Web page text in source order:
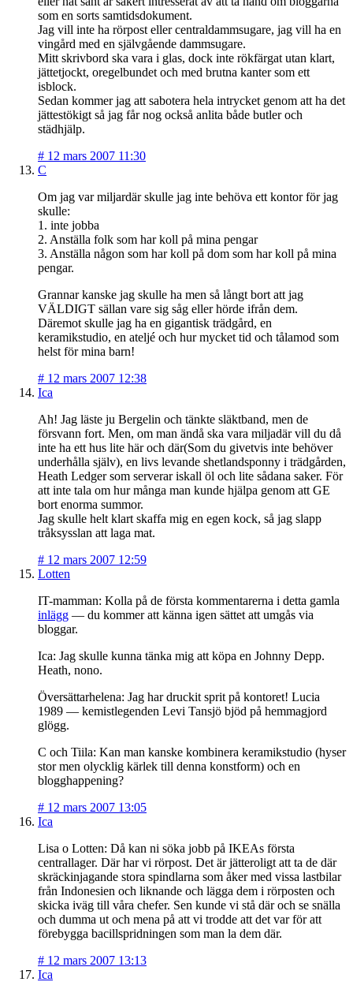
som en sorts samtidsdokument.
Jag vill inte ha rörpost eller centraldammsugare, jag vill ha en
vingård med en självgående dammsugare.
Mitt skrivbord ska vara i glas, dock inte rökfärgat utan klart,
jättetjockt, oregelbundet och med brutna kanter som ett
isblock.
Sedan kommer jag att sabotera hela intrycket genom att ha det
jättestökigt så jag får nog också anlita både butler och
städhjälp.
# 12 mars 2007 11:30
C
Om jag var miljardär skulle jag inte behöva ett kontor för jag
skulle:
1. inte jobba
2. Anställa folk som har koll på mina pengar
3. Anställa någon som har koll på dom som har koll på mina
pengar.
Grannar kanske jag skulle ha men så långt bort att jag
VÄLDIGT sällan vare sig såg eller hörde ifrån dem.
Däremot skulle jag ha en gigantisk trädgård, en
keramikstudio, en ateljé och hur mycket tid och tålamod som
helst för mina barn!
# 12 mars 2007 12:38
Ica
Ah! Jag läste ju Bergelin och tänkte släktband, men de
försvann fort. Men, om man ändå ska vara miljadär vill du då
inte ha ett hus lite här och där(Som du givetvis inte behöver
underhålla själv), en livs levande shetlandsponny i trädgården,
Heath Ledger som serverar iskall öl och lite sådana saker. För
att inte tala om hur många man kunde hjälpa genom att GE
bort enorma summor.
Jag skulle helt klart skaffa mig en egen kock, så jag slapp
tråksysslan att laga mat.
# 12 mars 2007 12:59
Lotten
IT-mamman: Kolla på de första kommentarerna i detta gamla
inlägg — du kommer att känna igen sättet att umgås via
bloggar.
Ica: Jag skulle kunna tänka mig att köpa en Johnny Depp.
Heath, nono.
Översättarhelena: Jag har druckit sprit på kontoret! Lucia
1989 — kemistlegenden Levi Tansjö bjöd på hemmagjord
glögg.
C och Tiila: Kan man kanske kombinera keramikstudio (hyser
stor men olycklig kärlek till denna konstform) och en
blogghappening?
# 12 mars 2007 13:05
Ica
Lisa o Lotten: Då kan ni söka jobb på IKEAs första
centrallager. Där har vi rörpost. Det är jätteroligt att ta de där
skräckinjagande stora spindlarna som åker med vissa lastbilar
från Indonesien och liknande och lägga dem i rörposten och
skicka iväg till våra chefer. Sen kunde vi stå där och se snälla
och dumma ut och mena på att vi trodde att det var för att
förebygga bacillspridningen som man la dem där.
# 12 mars 2007 13:13
Ica